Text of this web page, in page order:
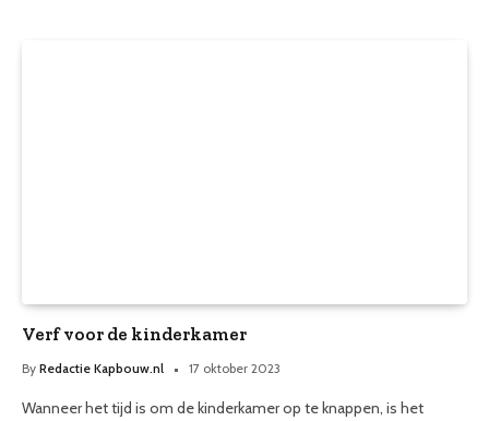
Verf voor de kinderkamer
By Redactie Kapbouw.nl 17 oktober 2023
Wanneer het tijd is om de kinderkamer op te knappen, is het